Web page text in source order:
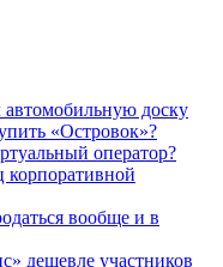
доску
«Островок»?
оператор?
вообще и в
дешевле участников